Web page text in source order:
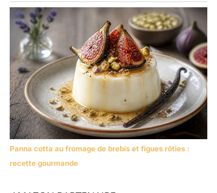
Panna cotta au fromage de brebis et figues rôties :
recette gourmande